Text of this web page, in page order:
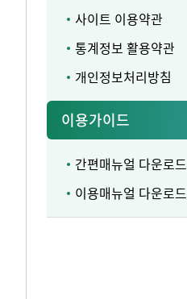
사이트 이용약관
통계정보 활용약관
개인정보처리방침
이용가이드
간편매뉴얼 다운로드
이용매뉴얼 다운로드